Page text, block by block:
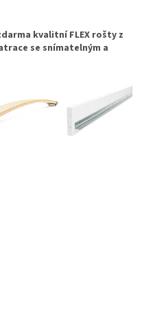
kvalitní FLEX rošty z
se snímatelným a